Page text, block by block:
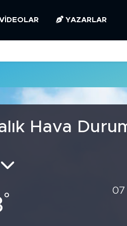
YAZARLAR
Hava
°
07